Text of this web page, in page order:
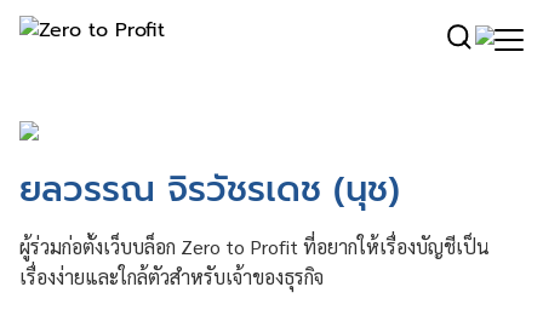
ยลวรรณ จิรวัชรเดช (นุช)
ผู้ร่วมก่อตั้งเว็บบล็อก Zero to Profit ที่อยากให้เรื่องบัญชีเป็น
เรื่องง่ายและใกล้ตัวสำหรับเจ้าของธุรกิจ